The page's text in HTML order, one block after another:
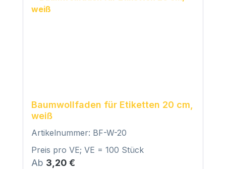
Baumwollfaden für Etiketten 20 cm,
weiß
Artikelnummer: BF-W-20
Preis pro VE; VE = 100 Stück
Regulärer Preis:
Ab 3,20 €